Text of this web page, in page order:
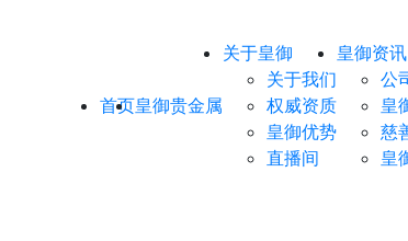
首页皇御贵金属
关于皇御
关于我们
权威资质
皇御优势
直播间
皇御资讯
公
皇
慈
皇